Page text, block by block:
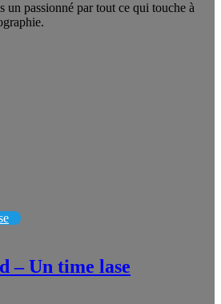
un passionné par tout ce qui touche à
– Un time lase